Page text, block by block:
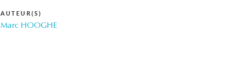
AUTEUR(S)
Marc HOOGHE